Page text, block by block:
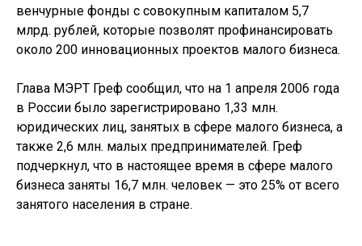
венчурные фонды с совокупным капиталом 5,7
млрд. рублей, которые позволят профинансировать
около 200 инновационных проектов малого бизнеса.
Глава МЭРТ Греф сообщил, что на 1 апреля 2006 года
в России было зарегистрировано 1,33 млн.
юридических лиц, занятых в сфере малого бизнеса, а
также 2,6 млн. малых предпринимателей. Греф
подчеркнул, что в настоящее время в сфере малого
бизнеса заняты 16,7 млн. человек — это 25% от всего
занятого населения в стране.